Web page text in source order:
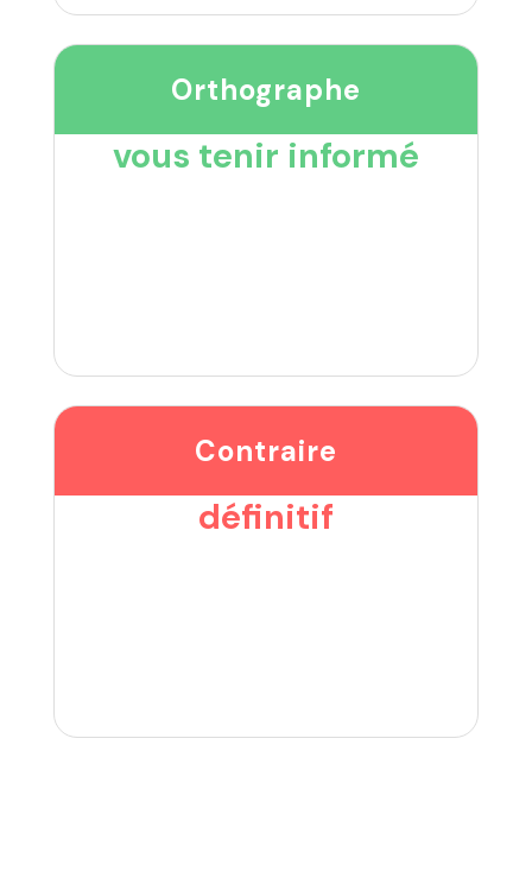
Orthographe
vous tenir informé
Contraire
définitif